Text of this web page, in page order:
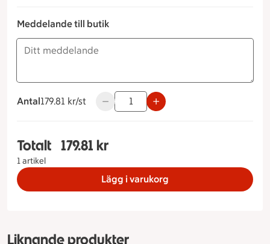
Meddelande till butik
Antal
179.81 kronor styck
179.81 kr/st Använd knapparna för att minska
Totalt
1 artikel
Totalt 1 stycken Budapestlängd, 179.81 kronor
179.81 kr
Lägg i varukorg
Liknande produkter